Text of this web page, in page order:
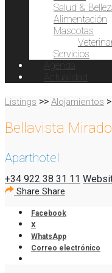
Salud &
Alimentación
Mascotas
Servicios
Agenda
Actualidad
Listings >> Alojamientos
Bellavista
Aparthotel
+34 922 38 31 11
Share Share
Facebook
X
WhatsApp
Correo electrónico